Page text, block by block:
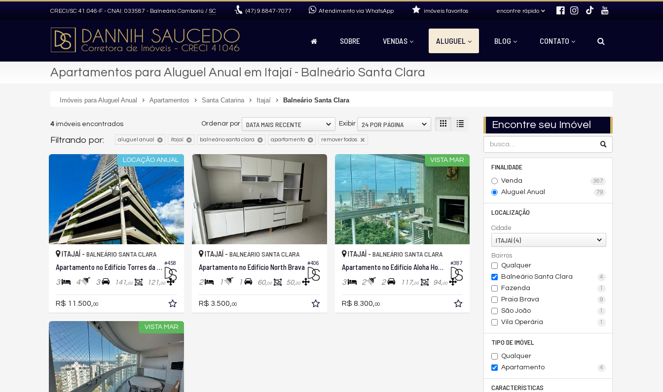
CRECI/SC 41.046-F - CNAI: 033587 - Balneário Camboriú / SC (47) 9.8847-7077 Atendimento via WhatsApp encontre rápido
imóveis favoritos
SOBRE VENDAS ALUGUEL BLOG CONTATO
Apartamentos para Aluguel Anual em Itajaí - Balneário Santa Clara
Imóveis para Aluguel Anual Apartamentos Santa Catarina Itajaí Balneário Santa Clara
Encontre seu Imóvel
FINALIDADE
Venda 367
Aluguel Anual 79
LOCALIZAÇÃO
Cidade
ITAJAÍ (4)
Bairros
Qualquer
Balneário Santa Clara
4
Fazenda 1
Praia Brava 9
São João 1
Vila Operária 1
TIPO DE IMÓVEL
Qualquer
Apartamento
4
CARACTERÍSTICAS
4 imóveis encontrados Exibir 24 POR PÁGINA
Ordenar por DATA MAIS RECENTE
Filtrando por: aluguel anual itajaí balneário santa clara apartamento remover todos
LOCAÇÃO ANUAL
#458
ITAJAÍ - BALNEÁRIO SANTA CLARA
Apartamento no Edifício Torres da Brava
3 4 3 141,00 121,00
R$ 11.500, 00
#406
ITAJAÍ - BALNEÁRIO SANTA CLARA
Apartamento no Edifício North Brava
2 1 1 60,00 50,00
R$ 3.500, 00
VISTA MAR
#387
ITAJAÍ - BALNEÁRIO SANTA CLARA
Apartamento no Edifício Aloha Home Resort
3 2 2 117,00 94,00
R$ 8.300, 00
VISTA MAR